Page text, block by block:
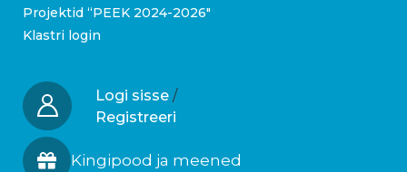
Projektid “PEEK 2024-2026″
Klastri login
Logi sisse /
Registreeri
Kingipood ja meened